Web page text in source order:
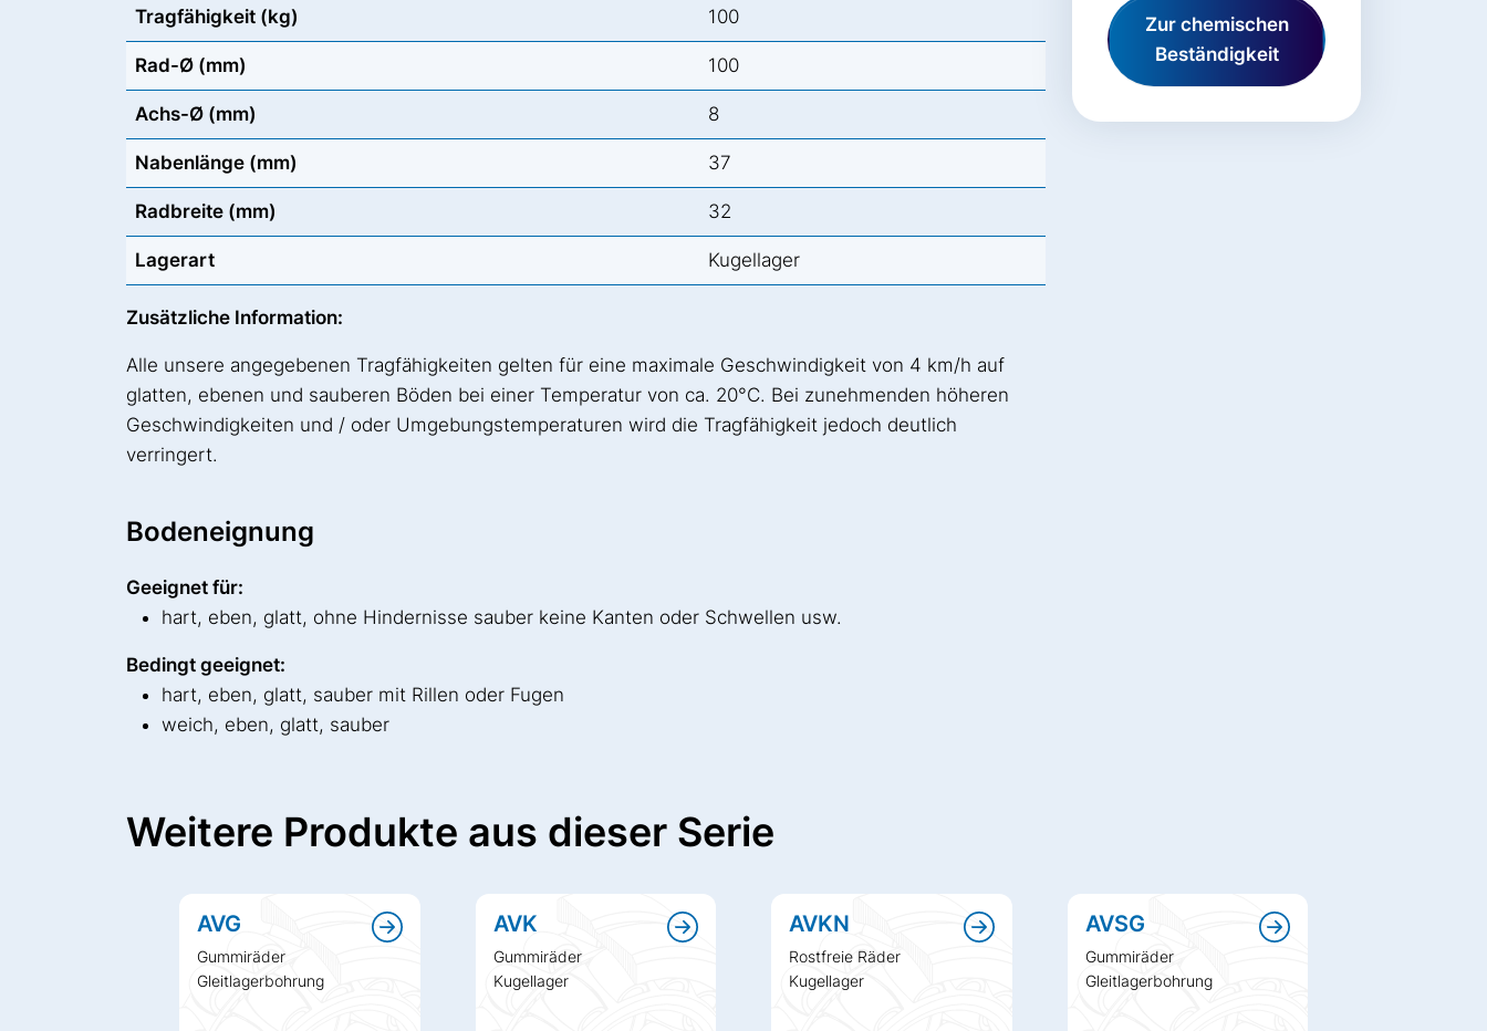
Tragfähigkeit (kg) 100
Rad-Ø (mm) 100
Achs-Ø (mm) 8
Nabenlänge (mm) 37
Radbreite (mm) 32
Lagerart Kugellager
Zusätzliche Information:
Alle unsere angegebenen Tragfähigkeiten gelten für eine maximale Geschwindigkeit von 4 km/h auf
glatten, ebenen und sauberen Böden bei einer Temperatur von ca. 20°C. Bei zunehmenden höheren
Geschwindigkeiten und / oder Umgebungstemperaturen wird die Tragfähigkeit jedoch deutlich
verringert.
Bodeneignung
Geeignet für:
hart, eben, glatt, ohne Hindernisse sauber keine Kanten oder Schwellen usw.
Bedingt geeignet:
hart, eben, glatt, sauber mit Rillen oder Fugen
weich, eben, glatt, sauber
Zur chemischen
Beständigkeit
Weitere Produkte aus dieser Serie
AVG
Gummiräder
Gleitlagerbohrung
AVK
Gummiräder
Kugellager
AVKN
Rostfreie Räder
Kugellager
AVSG
Gummiräder
Gleitlagerbohrung